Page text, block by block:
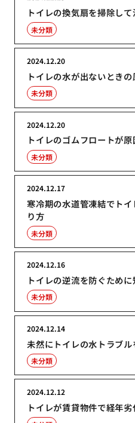
トイレの換気扇を掃除し
未分類
トイレの水が出ないとき
2024.12.20
未分類
トイレのゴムフロートが
2024.12.20
未分類
寒冷期の水道管凍結でト
り方
2024.12.17
未分類
トイレの逆流を防ぐため
2024.12.16
未分類
未然にトイレの水トラブ
2024.12.14
未分類
トイレが賃貸物件で経年
2024.12.12